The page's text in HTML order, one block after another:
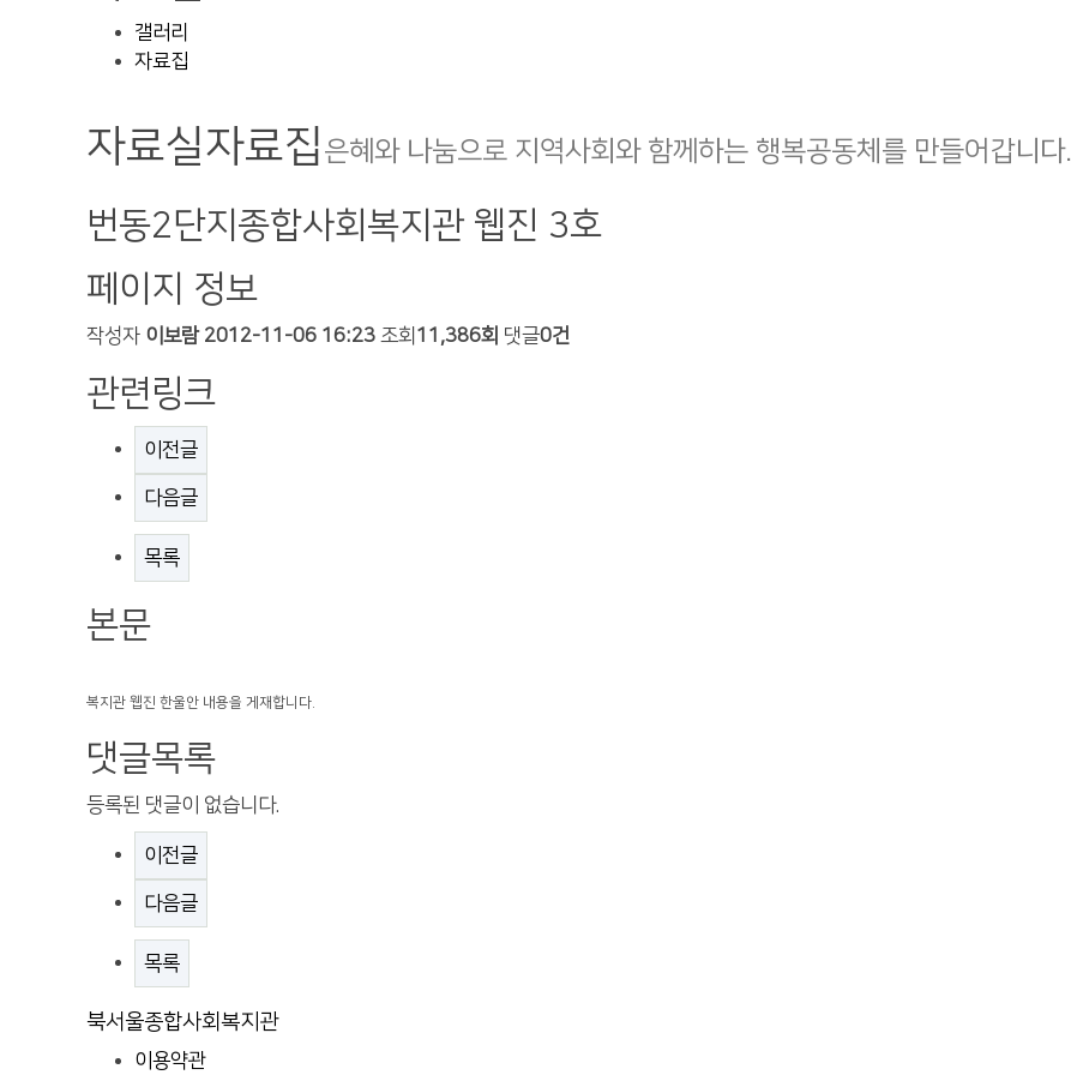
갤러리
자료집
자료실자료집은혜와 나눔으로 지역사회와 함께하는 행복공동체를 만들어갑니다.
번동2단지종합사회복지관 웹진 3호
페이지 정보
작성자 이보람 2012-11-06 16:23 조회 11,386회 댓글0건
관련링크
이전글
다음글
목록
본문
복지관 웹진 한울안 내용을 게재합니다.
댓글목록
등록된 댓글이 없습니다.
이전글
다음글
목록
북서울종합사회복지관
이용약관